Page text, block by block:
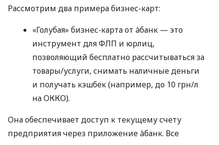
Рассмотрим два примера бизнес-карт:
«Голубая» бизнес-карта от àбанк — это
инструмент для ФЛП и юрлиц,
позволяющий бесплатно рассчитываться за
товары/услуги, снимать наличные деньги
и получать кэшбек (например, до 10 грн/л
на ОККО).
Она обеспечивает доступ к текущему счету
предприятия через приложение àбанк. Все